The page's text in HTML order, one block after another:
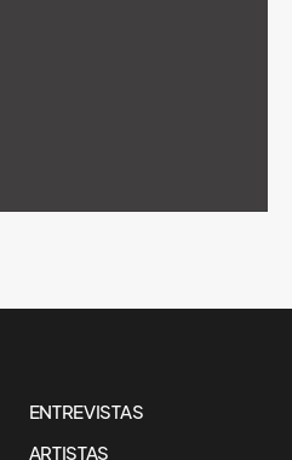
ENTREVISTAS
ARTISTAS